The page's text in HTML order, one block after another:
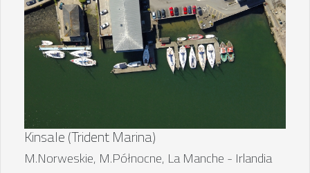
Kinsale (Trident Marina)
M.Norweskie, M.Północne, La Manche - Irlandia